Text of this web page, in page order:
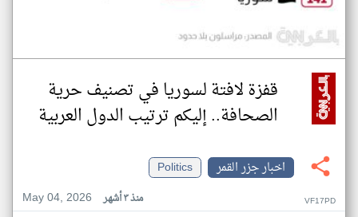
قفزة لافتة لسوريا في تصنيف حرية
الصحافة.. إليكم ترتيب الدول العربية
اخبار جزر القمر
Politics
May 04, 2026
منذ ٣ أشهر VF17PD